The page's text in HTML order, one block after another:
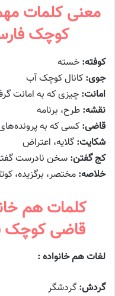
معنی کلمات
کوچک
کوفته: خسته
جوی: کانال کوچک آب
امانت: چیزی که به امانت
نقشه: طرح، برنامه
قاضی: کسی که به
شکایت: گلایه، اعتراض
کج گفتن:سخن نادرست
خلاصه:مختصر، برگزیده،
کلمات هم
قاضی کوچک
لغات هم خانواده :
گردش: گردشگر